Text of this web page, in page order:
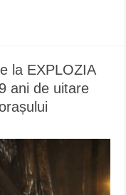
la EXPLOZIA
ani de uitare